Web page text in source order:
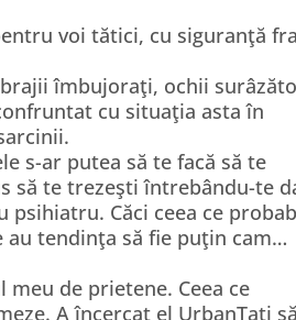
voi tătici, cu siguranţă
îmbujoraţi, ochii
cu situaţia asta în
s-ar putea să te facă să te
să te trezeşti întrebându-te
Căci ceea ce
au tendinţa să fie puţin cam…
de prietene. Ceea ce
A încercat el UrbanTati